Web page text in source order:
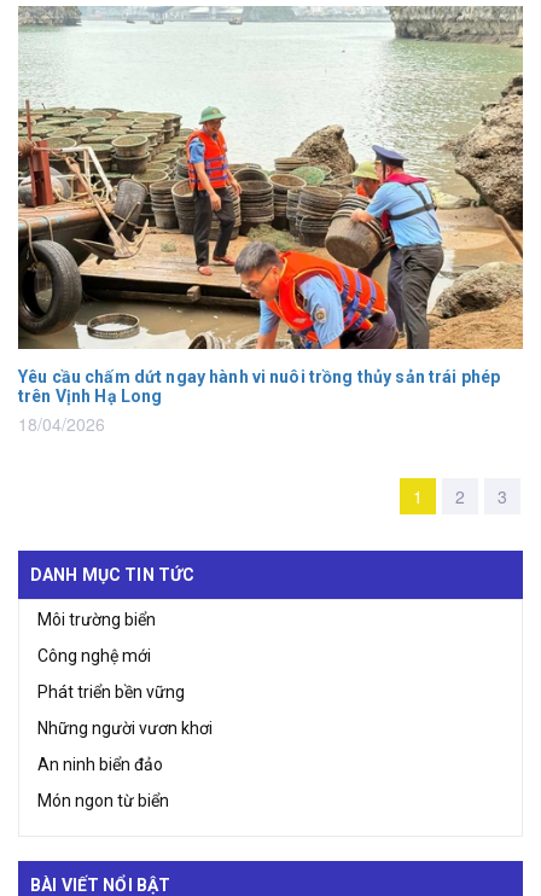
Yêu cầu chấm dứt ngay hành vi nuôi trồng thủy sản trái phép
trên Vịnh Hạ Long
18/04/2026
1 2 3
DANH MỤC TIN TỨC
Môi trường biển
Công nghệ mới
Phát triển bền vững
Những người vươn khơi
An ninh biển đảo
Món ngon từ biển
BÀI VIẾT NỔI BẬT